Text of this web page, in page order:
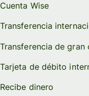
Cuenta Wise
Transferencia
Transferencia de gran
Tarjeta de débito
Recibe dinero